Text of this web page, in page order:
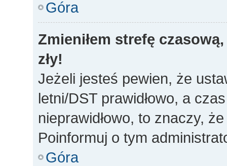
Góra
Zmieniłem strefę
zły!
Jeżeli jesteś pewien, że
letni/DST prawidłowo, a
nieprawidłowo, to znaczy,
Poinformuj o tym
Góra